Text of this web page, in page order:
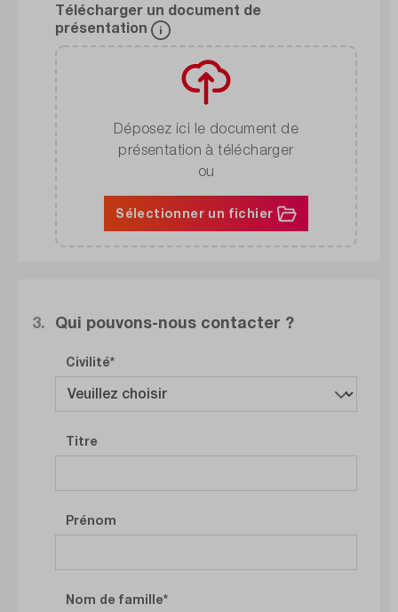
Télécharger un document de
présentation
Déposez ici le document de
présentation à télécharger
ou
Sélectionner un fichier
Qui pouvons-nous contacter ?
3.
Civilité
Titre
Prénom
Nom de famille